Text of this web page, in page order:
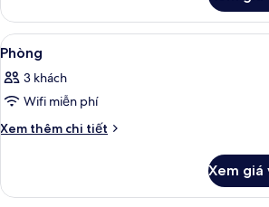
Phòng
Xem
tất
cả
ảnh
Phòng
Bộ đồ
1
Phòng
3 khách
Wifi miễn phí
Xem thêm chi tiết
Chi
Phòng
Xem giá